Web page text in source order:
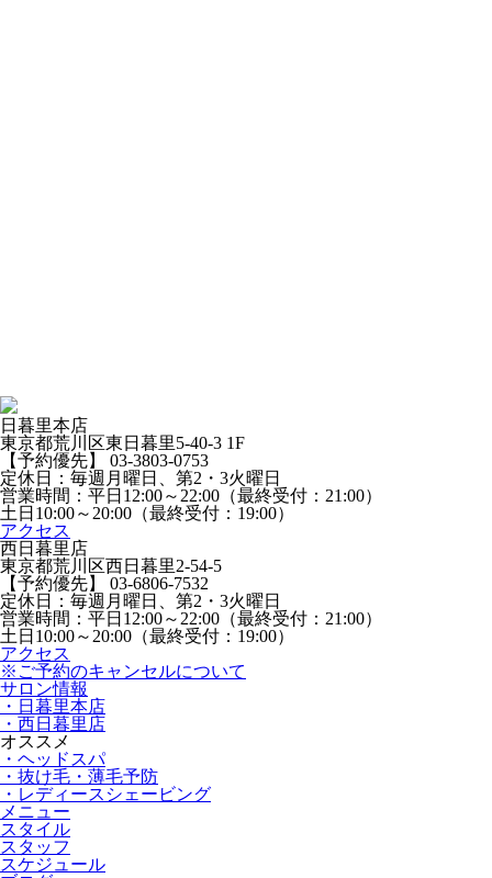
日暮里本店
東京都荒川区東日暮里5-40-3 1F
【予約優先】 03-3803-0753
定休日：毎週月曜日、第2・3火曜日
営業時間：平日12:00～22:00（最終受付：21:00）
土日10:00～20:00（最終受付：19:00）
アクセス
西日暮里店
東京都荒川区西日暮里2-54-5
【予約優先】 03-6806-7532
定休日：毎週月曜日、第2・3火曜日
営業時間：平日12:00～22:00（最終受付：21:00）
土日10:00～20:00（最終受付：19:00）
アクセス
※ご予約のキャンセルについて
サロン情報
・日暮里本店
・西日暮里店
オススメ
・ヘッドスパ
・抜け毛・薄毛予防
・レディースシェービング
メニュー
スタイル
スタッフ
スケジュール